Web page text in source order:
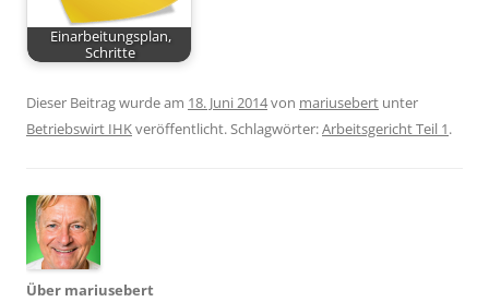
Einarbeitungsplan,
Schritte
Dieser Beitrag wurde am 18. Juni 2014von mariusebert unter
Betriebswirt IHKveröffentlicht. Schlagwörter:Arbeitsgericht Teil 1.
Über mariusebert